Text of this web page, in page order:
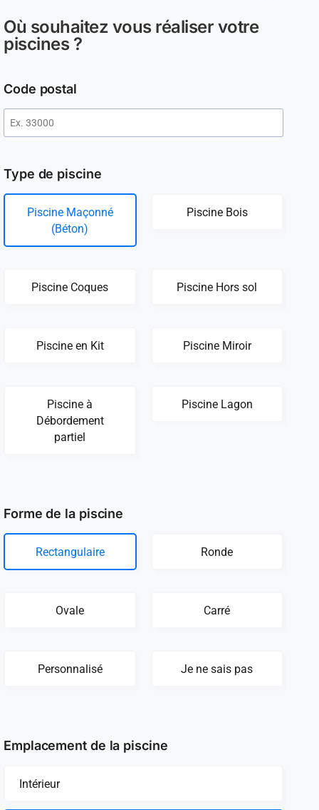
Où souhaitez vous réaliser votre
piscines ?
Code postal
Type de piscine
Piscine Maçonné
(Béton)
Piscine Bois
Piscine Coques Piscine Hors sol
Piscine en Kit Piscine Miroir
Piscine à
Débordement
partiel
Piscine Lagon
Forme de la piscine
Rectangulaire Ronde
Ovale Carré
Personnalisé Je ne sais pas
Emplacement de la piscine
Intérieur